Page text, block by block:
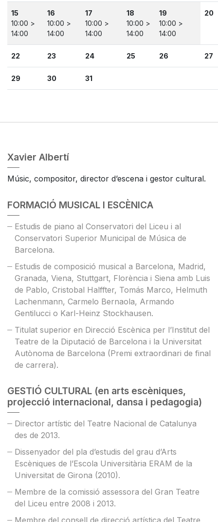
15
10:00 >
14:00
16
10:00 >
14:00
17
10:00 >
14:00
18
10:00 >
14:00
19
10:00 >
14:00
20
22 23 24 25 26 27
29 30 31
Xavier Albertí
Músic, compositor, director d’escena i gestor cultural.
FORMACIÓ MUSICAL I ESCÈNICA
Estudis de piano al Conservatori del Liceu i al
Conservatori Superior Municipal de Música de
Barcelona.
Estudis de composició musical a Barcelona, Madrid,
Granada, Viena, Stuttgart, Florència i Siena amb Luis
de Pablo, Cristobal Halffter, Tomás Marco, Helmuth
Lachenmann, Carmelo Bernaola, Armando
Gentilucci o Karl-Heinz Stockhausen.
Titulat superior en Direcció Escènica per l’Institut del
Teatre de la Diputació de Barcelona i la Universitat
Autònoma de Barcelona (Premi extraordinari de final
de carrera).
GESTIÓ CULTURAL (en arts escèniques,
projecció internacional, dansa i pedagogia)
Director artístic del Teatre Nacional de Catalunya
des de 2013.
Dissenyador del pla d’estudis del grau d’Arts
Escèniques de l’Escola Universitària ERAM de la
Universitat de Girona (2010).
Membre de la comissió assessora del Gran Teatre
del Liceu entre 2008 i 2013.
Membre del consell de direcció artística del Teatre